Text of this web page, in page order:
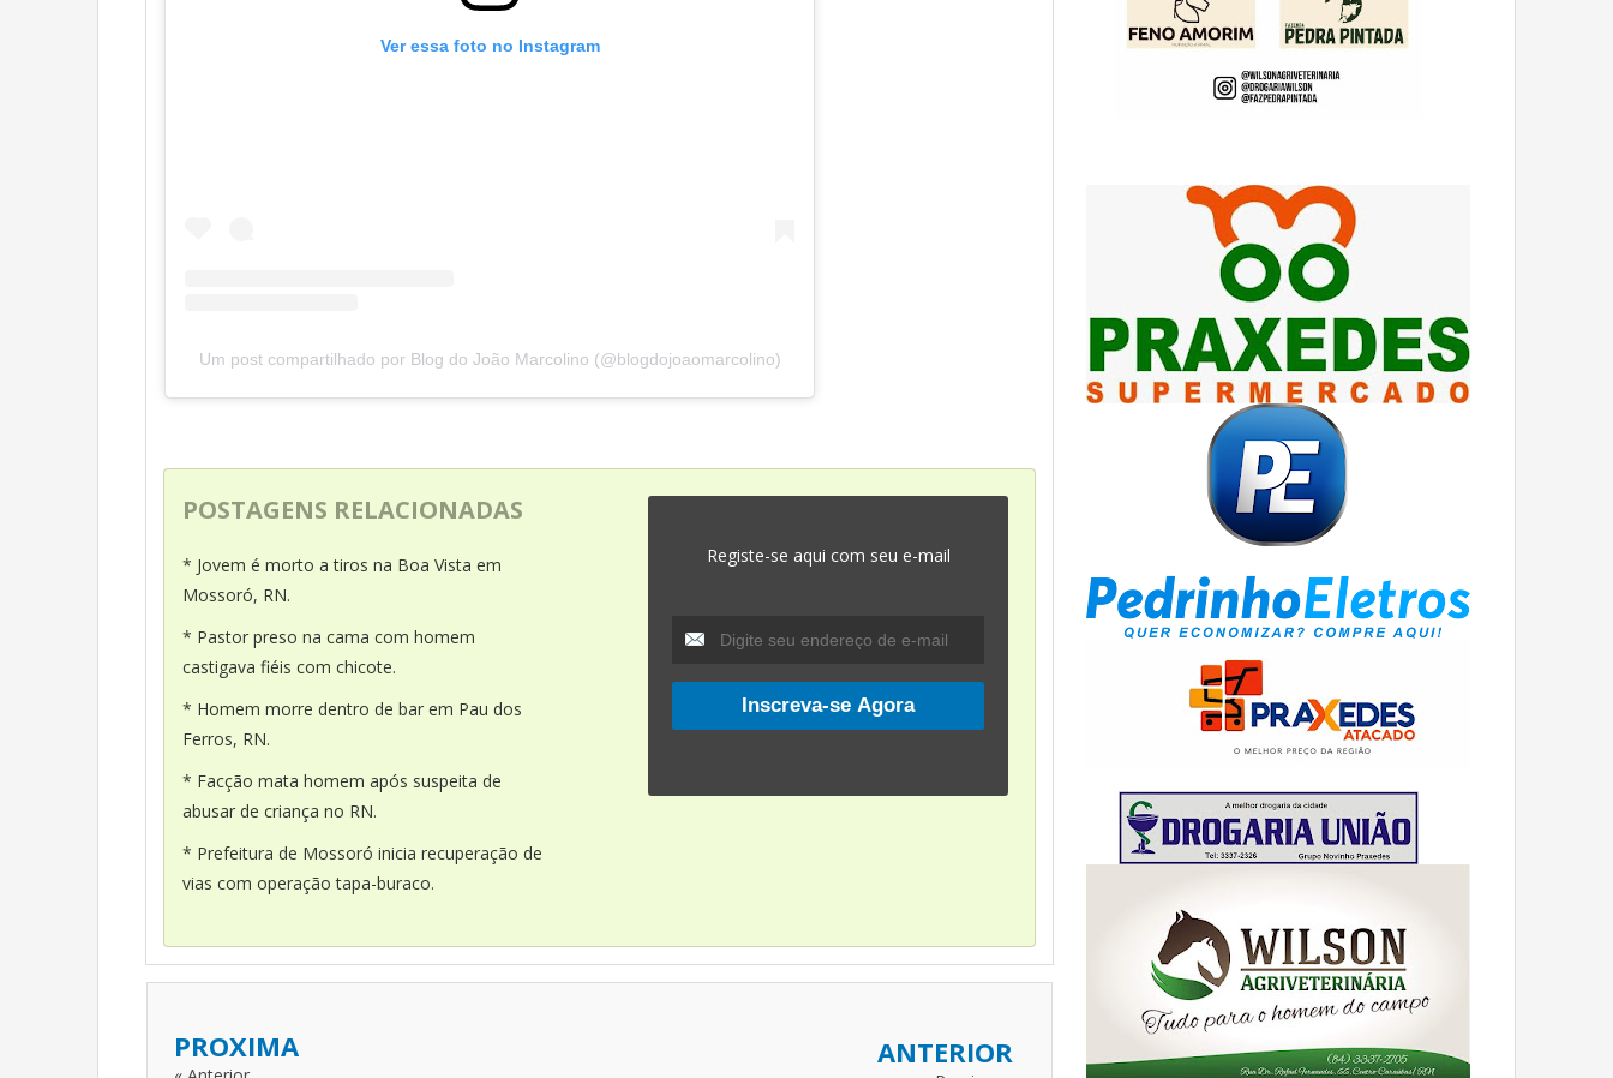
Ver essa foto no Instagram
Um post compartilhado por Blog do João Marcolino (@blogdojoaomarcolino)
POSTAGENS RELACIONADAS
* Jovem é morto a tiros na Boa Vista em
Mossoró, RN.
* Pastor preso na cama com homem
castigava fiéis com chicote.
* Homem morre dentro de bar em Pau dos
Ferros, RN.
* Facção mata homem após suspeita de
abusar de criança no RN.
* Prefeitura de Mossoró inicia recuperação de
vias com operação tapa-buraco.
Registe-se aqui com seu e-mail
PROXIMA ANTERIOR